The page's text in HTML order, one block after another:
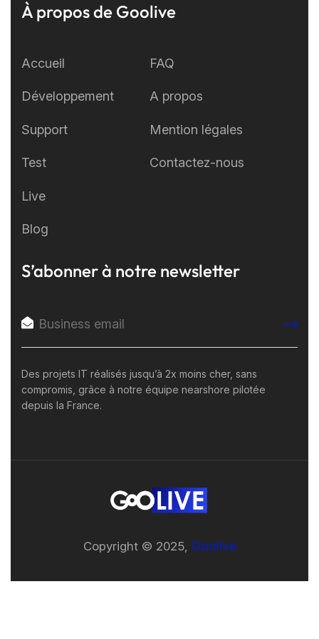
À propos de Goolive
Accueil
Développement
Support
Test
Live
Blog
FAQ
A propos
Mention légales
Contactez-nous
S’abonner à notre newsletter
Des projets IT réalisés jusqu’à 2x moins cher, sans
compromis, grâce à notre équipe nearshore pilotée
depuis la France.
Copyright © 2025, Goolive